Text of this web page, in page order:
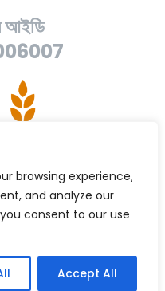
browsing experience,
and analyze our
consent to our use
Accept All
আইডি